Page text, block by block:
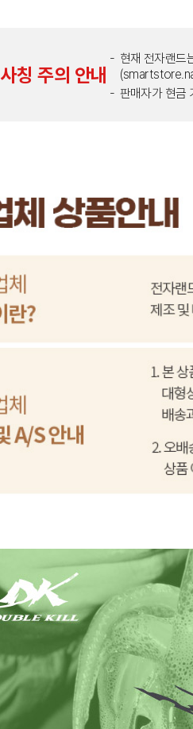
사칭 주의 안내
현재 전자랜드
판매자가 현금